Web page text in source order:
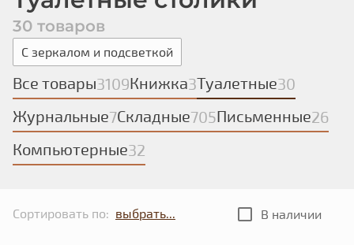
30 товаров
С зеркалом и подсветкой
Все товары3109Книжка3Туалетные30
Журнальные7Складные705Письменные26
Компьютерные32
Сортировать по: В наличии